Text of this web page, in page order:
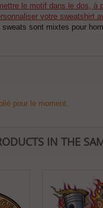
le motif dans le dos, à
votre sweatshirt
sweats sont mixtes pour
pour le moment.
IN THE